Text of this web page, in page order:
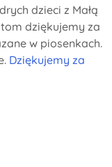
dzieci z Małą
dziękujemy za
w piosenkach.
Dziękujemy za